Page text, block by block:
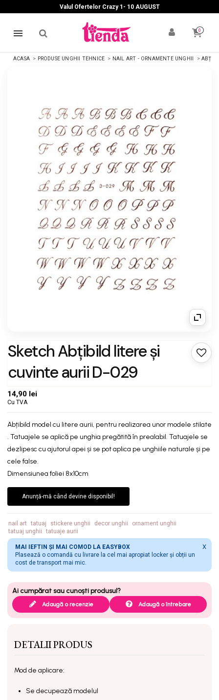
Valul Ofertelor Crazy 1- 10 AUGUST
0
ACASA PRODUSE UNGHII TEHNICE NAIL ART - ORNAMENTE UNGHII
Sketch Abțibild litere și
cuvinte aurii D-029
14,90 lei
Cu TVA
Abțibild model cu litere aurii, pentru realizarea unor modele stilate
. Tatuajele se aplică pe unghia pregătită în prealabil. Tatuajele se
dezlipesc cu ajutorul apei și se pot aplica pe unghiile naturale și pe
cele false.
Dimensiunea foliei 8x10cm
Anunță-mă când devine disponibil!
nail art tatuaj stickere unghii decor unghii
ornament unghii
tatuaj unghii
tatuaje aurii
MAI IEFTIN ȘI MAI COMOD LA EASYBOX
Plasează o comandă cu livrare la cel mai apropiat locker și obții un
cost de transport mai mic.
X
Adaugă o recenzie Adaugă o întrebare
DETALII PRODUS
Mod de aplicare:
Se decupează modelul